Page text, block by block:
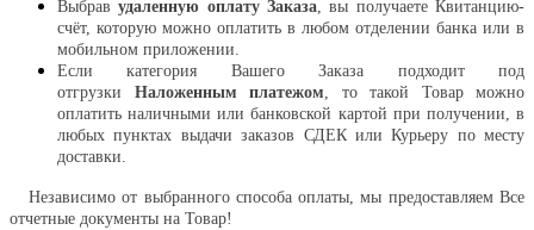
Выбравудаленную оплату Заказа , вы получаете Квитанцию-
счёт, которую можно оплатить в любом отделении банка или в
мобильном приложении.
Если категория Вашего Заказа подходит под
отгрузки Наложенным платежом , то такой Товар можно
оплатить наличными или банковской картой при получении, в
любых пунктах выдачи заказов СДЕК или Курьеру по месту
доставки.
Независимо от выбранного способа оплаты, мы предоставляем Все
отчетные документы на Товар!